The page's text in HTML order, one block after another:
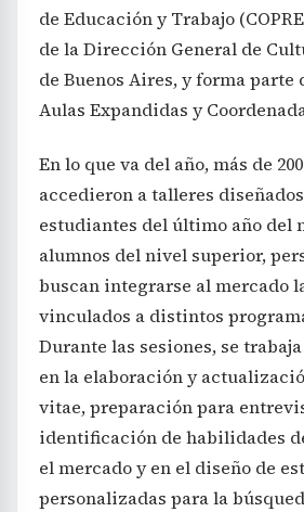
de Educación y Trabajo
de la Dirección General de
de Buenos Aires, y forma parte
Aulas Expandidas y
En lo que va del año, más de
accedieron a talleres
estudiantes del último año del
alumnos del nivel superior,
buscan integrarse al mercado
vinculados a distintos
Durante las sesiones, se
en la elaboración y
vitae, preparación para
identificación de habilidades
el mercado y en el diseño de
personalizadas para la